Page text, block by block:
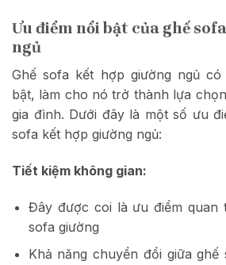
Ưu điểm nổi bật của ghế
ngủ
Ghế sofa kết hợp giường ngủ
bật, làm cho nó trở thành lựa
gia đình. Dưới đây là một số ưu
sofa kết hợp giường ngủ:
Tiết kiệm không gian:
Đây được coi là ưu điểm quan
sofa giường
Khả năng chuyển đổi giữa ghế